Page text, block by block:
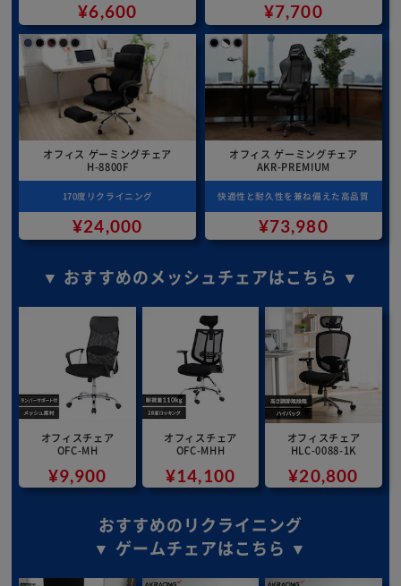
¥6,600 ¥7,700
オフィス ゲーミングチェア
H-8800F
170度リクライニング
¥24,000
オフィス ゲーミングチェア
AKR-PREMIUM
快適性と耐久性を兼ね備えた高品質
¥73,980
▼ おすすめのメッシュチェアはこちら ▼
オフィスチェア
OFC-MH
¥9,900
オフィスチェア
OFC-MHH
¥14,100
オフィスチェア
HLC-0088-1K
¥20,800
おすすめのリクライニング
▼ ゲームチェアはこちら ▼